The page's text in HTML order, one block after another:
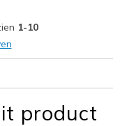
1-10
product